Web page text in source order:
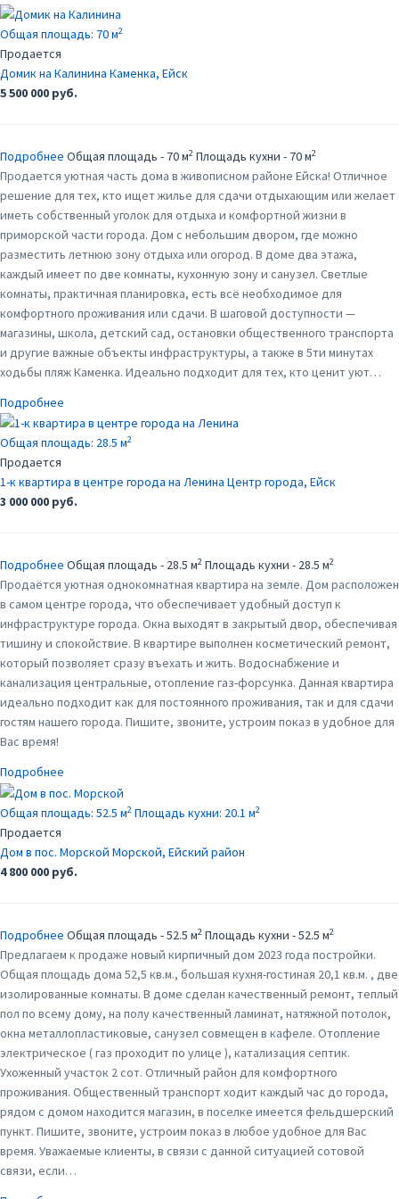
Общая площадь: 70 м2
Продается
Домик на Калинина Каменка, Ейск
5 500 000 руб.
Подробнее Общая площадь - 70 м2 Площадь кухни - 70 м2
Продается уютная часть дома в живописном районе Ейска! Отличное
решение для тех, кто ищет жилье для сдачи отдыхающим или желает
иметь собственный уголок для отдыха и комфортной жизни в
приморской части города. Дом с небольшим двором, где можно
разместить летнюю зону отдыха или огород. В доме два этажа,
каждый имеет по две комнаты, кухонную зону и санузел. Светлые
комнаты, практичная планировка, есть всё необходимое для
комфортного проживания или сдачи. В шаговой доступности —
магазины, школа, детский сад, остановки общественного транспорта
и другие важные объекты инфраструктуры, а также в 5ти минутах
ходьбы пляж Каменка. Идеально подходит для тех, кто ценит уют…
Подробнее
Общая площадь: 28.5 м2
Продается
1-к квартира в центре города на Ленина Центр города, Ейск
3 000 000 руб.
Подробнее Общая площадь - 28.5 м2 Площадь кухни - 28.5 м2
Продаётся уютная однокомнатная квартира на земле. Дом расположен
в самом центре города, что обеспечивает удобный доступ к
инфраструктуре города. Окна выходят в закрытый двор, обеспечивая
тишину и спокойствие. В квартире выполнен косметический ремонт,
который позволяет сразу въехать и жить. Водоснабжение и
канализация центральные, отопление газ-форсунка. Данная квартира
идеально подходит как для постоянного проживания, так и для сдачи
гостям нашего города. Пишите, звоните, устроим показ в удобное для
Вас время!
Подробнее
Общая площадь: 52.5 м2 Площадь кухни: 20.1 м2
Продается
Дом в пос. Морской Морской, Ейский район
4 800 000 руб.
Подробнее Общая площадь - 52.5 м2 Площадь кухни - 52.5 м2
Предлагаем к продаже новый кирпичный дом 2023 года постройки.
Общая площадь дома 52,5 кв.м., большая кухня-гостиная 20,1 кв.м. , две
изолированные комнаты. В доме сделан качественный ремонт, теплый
пол по всему дому, на полу качественный ламинат, натяжной потолок,
окна металлопластиковые, санузел совмещен в кафеле. Отопление
электрическое ( газ проходит по улице ), катализация септик.
Ухоженный участок 2 сот. Отличный район для комфортного
проживания. Общественный транспорт ходит каждый час до города,
рядом с домом находится магазин, в поселке имеется фельдшерский
пункт. Пишите, звоните, устроим показ в любое удобное для Вас
время. Уважаемые клиенты, в связи с данной ситуацией сотовой
связи, если…